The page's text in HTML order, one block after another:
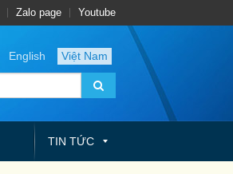
Zalo page Youtube
English Việt Nam
TIN TỨC